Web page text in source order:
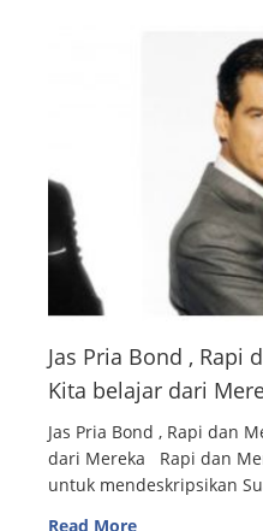
Jas Pria Bond , Rapi
Kita belajar dari
Jas Pria Bond , Rapi dan
dari Mereka Rapi dan
untuk mendeskripsikan
Read More